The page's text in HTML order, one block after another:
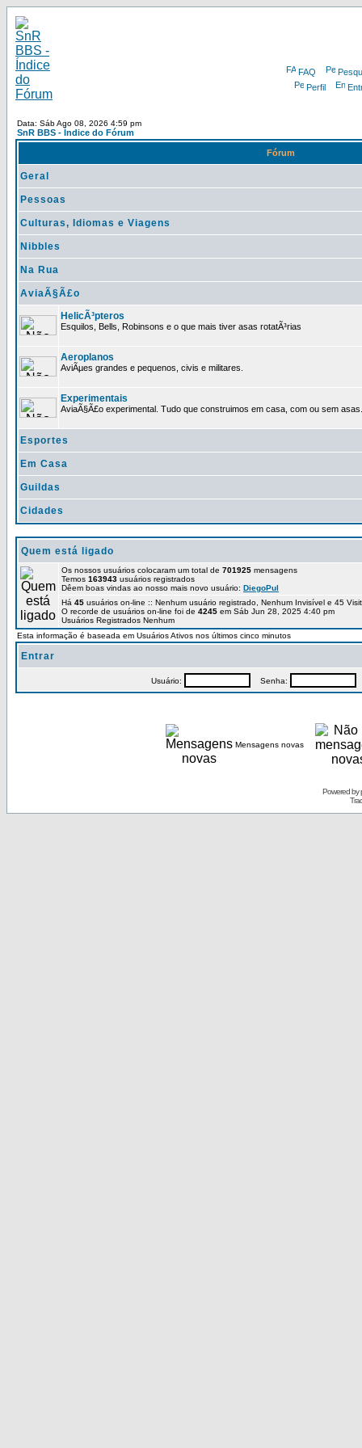
FAQ
Perfil
Data: Sáb Ago 08, 2026 4:59 pm
SnR BBS - Índice do Fórum
Fórum
Geral
Pessoas
Culturas, Idiomas e Viagens
Nibbles
Na Rua
AviaÃ§Ã£o
HelicÃ³pteros
Esquilos, Bells, Robinsons e o que mais tiver asas rotatÃ³rias
Aeroplanos
AviÃµes grandes e pequenos, civis e militares.
Experimentais
AviaÃ§Ã£o experimental. Tudo que construimos em casa, com ou sem asas.
Esportes
Em Casa
Guildas
Cidades
Quem está ligado
Os nossos usuários colocaram um total de 701925 mensagens
Temos 163943 usuários registrados
Dêem boas vindas ao nosso mais novo usuário: DiegoPul
Há 45 usuários on-line :: Nenhum usuário registrado, Nenhum Invisível e 45
O recorde de usuários on-line foi de 4245 em Sáb Jun 28, 2025 4:40 pm
Usuários Registrados Nenhum
Esta informação é baseada em Usuários Ativos nos últimos cinco minutos
Entrar
Usuário: Senha:
Mensagens novas
Powered by